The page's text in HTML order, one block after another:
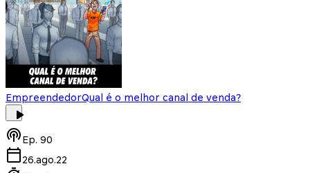
EmpreendedorQual é o melhor canal de venda?
Ep. 90
26.ago.22